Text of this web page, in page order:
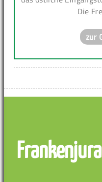
Die
zur